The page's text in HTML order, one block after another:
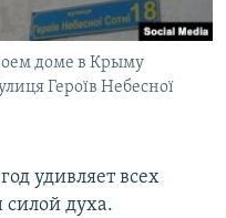
доме в Крыму
Героїв Небесної
удивляет всех
духа.